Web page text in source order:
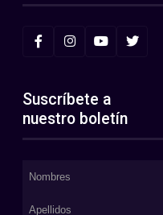
Suscríbete a
nuestro boletín